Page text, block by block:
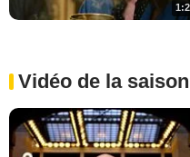
Vidéo de la